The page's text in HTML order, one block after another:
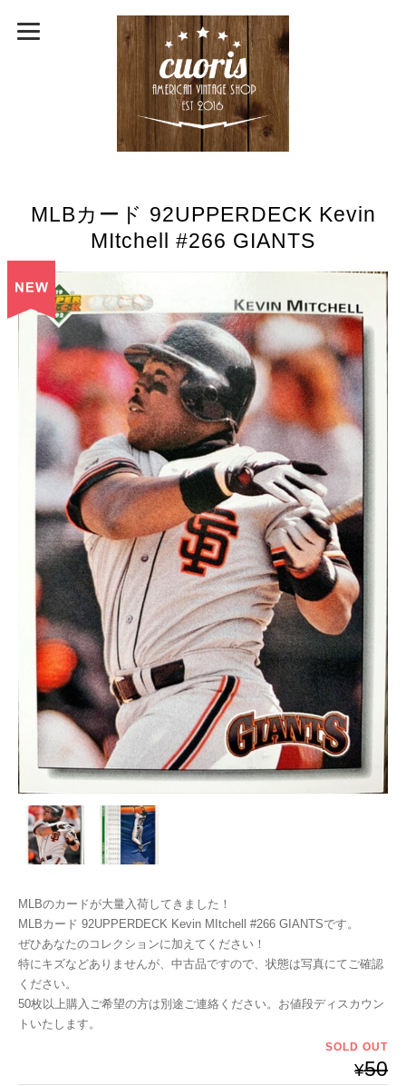
MLBカード 92UPPERDECK Kevin
MItchell #266 GIANTS
MLBのカードが大量入荷してきました！
MLBカード 92UPPERDECK Kevin MItchell #266 GIANTSです。
ぜひあなたのコレクションに加えてください！
特にキズなどありませんが、中古品ですので、状態は写真にてご確認
ください。
50枚以上購入ご希望の方は別途ご連絡ください。お値段ディスカウン
トいたします。
SOLD OUT
¥50